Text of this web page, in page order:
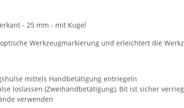
- 25 mm - mit Kugel
Werkzeugmarkierung und erleichtert die
mittels Handbetätigung entriegeln
loslassen (Zweihandbetätigung), Bit ist sicher
verwenden